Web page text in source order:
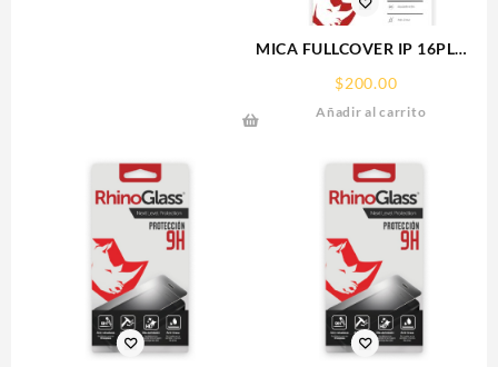
MICA FULLCOVER IP 16PLUS
$200.00
Añadir al carrito